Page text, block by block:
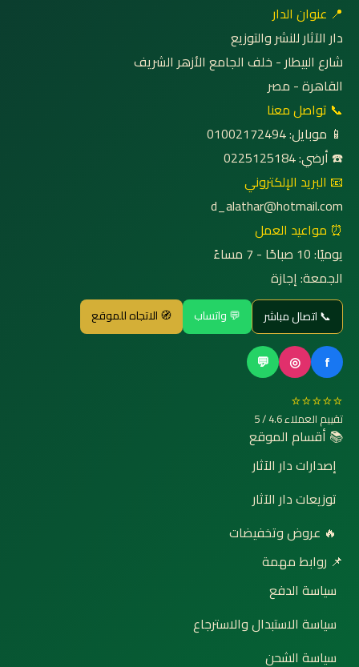
📍 عنوان الدار
دار الآثار للنشر والتوزيع
شارع البيطار - خلف الجامع الأزهر الشريف
القاهرة - مصر
📞 تواصل معنا
📱 موبايل: 01002172494
☎️ أرضي: 0225125184
📧 البريد الإلكتروني
d_alathar@hotmail.com
⏰ مواعيد العمل
يوميًا: 10 صباحًا - 7 مساءً
الجمعة: إجازة
📞 اتصال مباشر 💬 واتساب 🧭 الاتجاه للموقع
f
◎
💬
⭐⭐⭐⭐⭐
تقييم العملاء 4.6 / 5
📚 أقسام الموقع
إصدارات دار الآثار
توزيعات دار الآثار
🔥 عروض وتخفيضات
📌 روابط مهمة
سياسة الدفع
سياسة الاستبدال والاسترجاع
سياسة الشحن